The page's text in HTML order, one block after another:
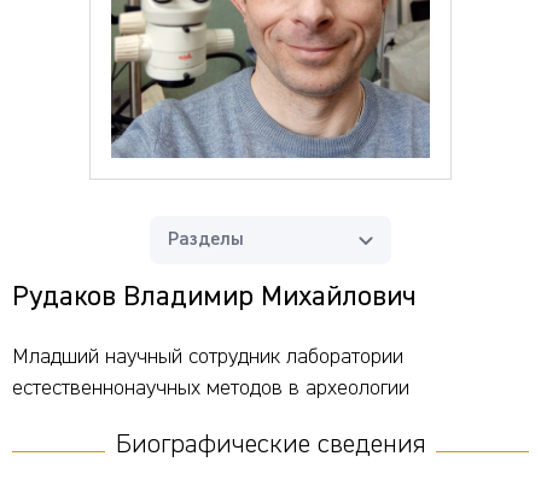
Разделы
Рудаков Владимир Михайлович
Младший научный сотрудник лаборатории
естественнонаучных методов в археологии
Биографические сведения